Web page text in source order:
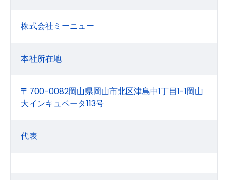
株式会社ミーニュー
本社所在地
〒700-0082岡山県岡山市北区津島中1丁目1-1岡山
大インキュベータ113号
代表